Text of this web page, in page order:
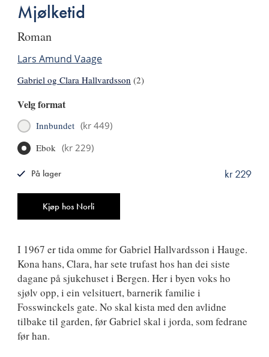
Mjølketid
roman
Lars Amund Vaage
Gabriel og Clara Hallvardsson (2)
Velg format
Innbundet (kr 449)
Ebok (kr 229)
Kjøp hos Norli
kr 229
På lager
I 1967 er tida omme for Gabriel Hallvardsson i Hauge.
Kona hans, Clara, har sete trufast hos han dei siste
dagane på sjukehuset i Bergen. Her i byen voks ho
sjølv opp, i ein velsituert, barnerik familie i
Fosswinckels gate. No skal kista med den avlidne
tilbake til garden, før Gabriel skal i jorda, som fedrane
før han.